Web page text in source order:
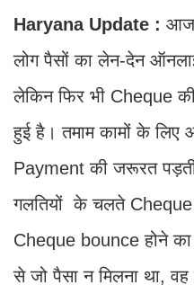
Haryana Update : आज
लोग पैसों का लेन-देन
लेकिन फिर भी Cheque
हुई है। तमाम कामों के
Payment की जरूरत
गलतियों के चलते Cheque
Cheque bounce होने
से जो पैसा न मिलना था,